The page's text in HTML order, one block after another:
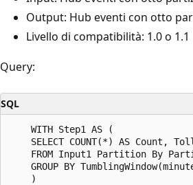
Output: Hub eventi con otto
Livello di compatibilità: 1.0 o 1.1
Query:
SQL
    WITH Step1 AS (
SELECT COUNT(*) AS Count,
FROM Input1 Partition By
GROUP BY
    )